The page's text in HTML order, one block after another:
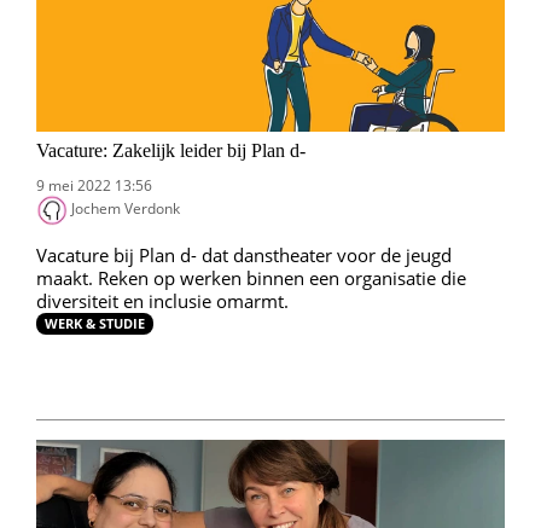
Vacature: Zakelijk leider bij Plan d-
9 mei 2022 13:56
Jochem Verdonk
Vacature bij Plan d- dat danstheater voor de jeugd
maakt. Reken op werken binnen een organisatie die
diversiteit en inclusie omarmt.
WERK & STUDIE